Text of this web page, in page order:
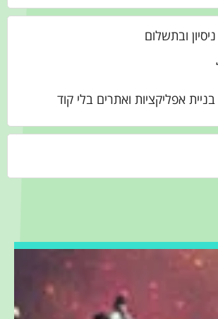
ובתשלום
אפליקציות ואתרים בלי קוד